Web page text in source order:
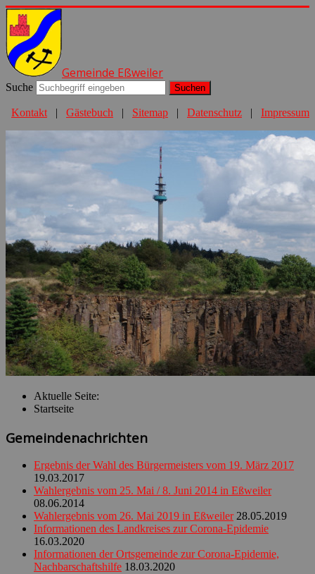
Gemeinde Eßweiler
Suche Suchen
Kontakt | Gästebuch | Sitemap | Datenschutz | Impressum
Aktuelle Seite:
Startseite
Gemeindenachrichten
Ergebnis der Wahl des Bürgermeisters vom 19. März 2017
19.03.2017
Wahlergebnis vom 25. Mai / 8. Juni 2014 in Eßweiler
08.06.2014
Wahlergebnis vom 26. Mai 2019 in Eßweiler 28.05.2019
Informationen des Landkreises zur Corona-Epidemie
16.03.2020
Informationen der Ortsgemeinde zur Corona-Epidemie,
Nachbarschaftshilfe 18.03.2020